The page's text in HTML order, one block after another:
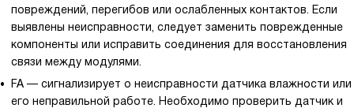
повреждений, перегибов или ослабленных контактов. Если
выявлены неисправности, следует заменить поврежденные
компоненты или исправить соединения для восстановления
связи между модулями.
FA — сигнализирует о неисправности датчика влажности или
его неправильной работе. Необходимо проверить датчик и